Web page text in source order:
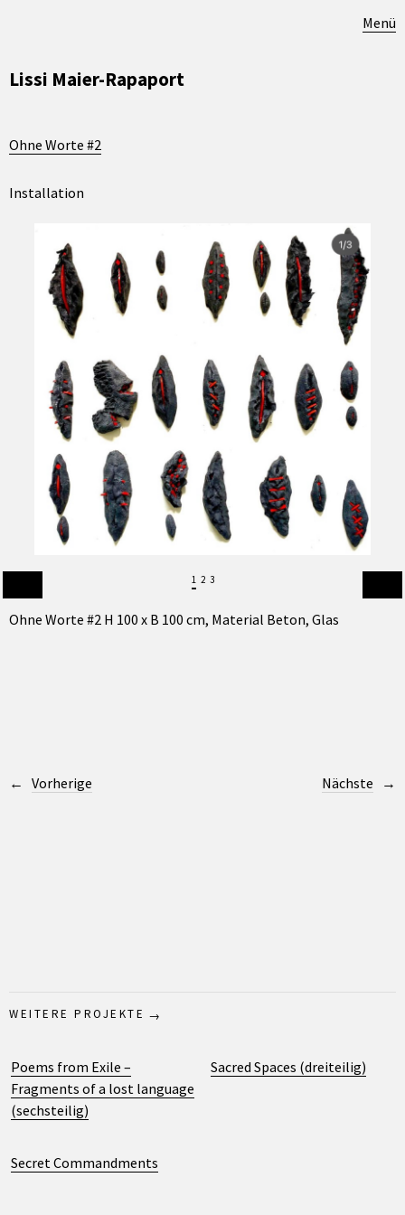
Menü
Lissi Maier-Rapaport
Ohne Worte #2
Installation
Ohne Worte #2 H 100 x B 100 cm, Material Beton, Glas
1 2 3
Vorherige Nächste
WEITERE PROJEKTE
Poems from Exile –
Fragments of a lost language
(sechsteilig)
Sacred Spaces (dreiteilig)
Secret Commandments